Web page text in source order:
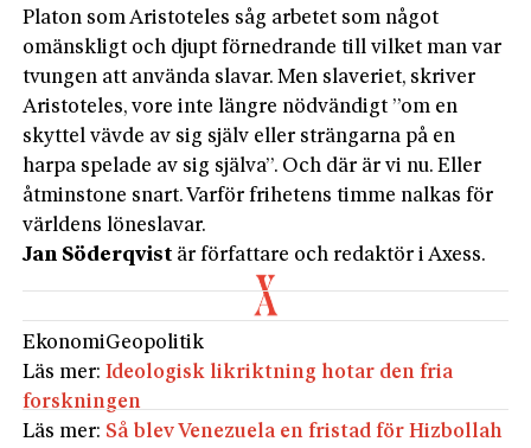
Platon som Aristoteles såg arbetet som något
omänskligt och djupt förnedrande till vilket man var
tvungen att använda slavar. Men slaveriet, skriver
Aristoteles, vore inte längre nödvändigt ”om en
skyttel vävde av sig själv eller strängarna på en
harpa spelade av sig själva”. Och där är vi nu. Eller
åtminstone snart. Varför frihetens timme nalkas för
världens löneslavar.
Jan Söderqvist är författare och redaktör i Axess.
EkonomiGeopolitik
Läs mer:Ideologisk likriktning hotar den fria
forskningen
Läs mer: Så blev Venezuela en fristad för Hizbollah